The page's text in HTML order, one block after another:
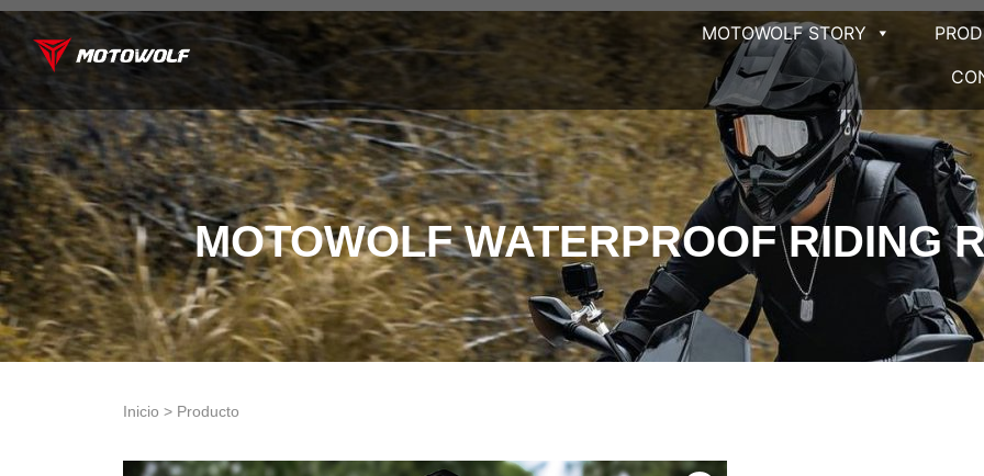
MOTOWOLF STORY
MOTOWOLF WATERPROOF RIDING
Inicio > Producto